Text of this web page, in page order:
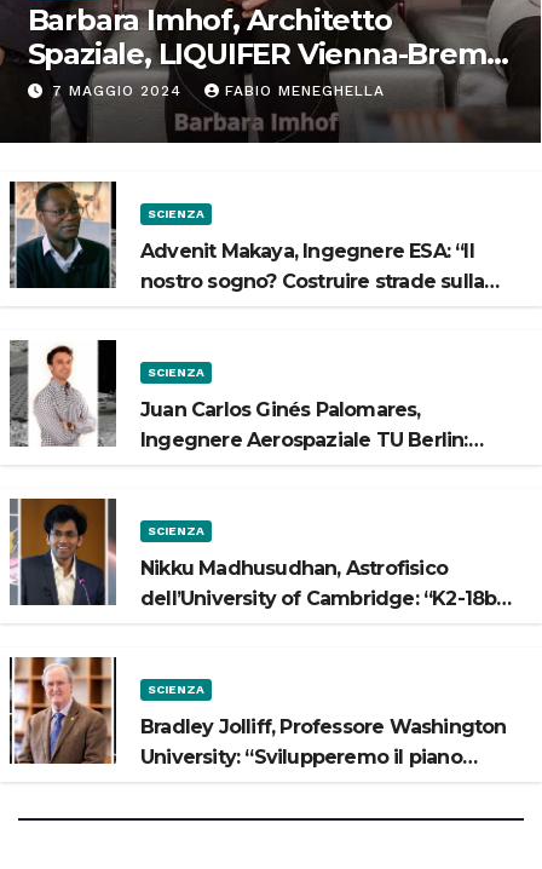
Barbara Imhof, Architetto
Spaziale, LIQUIFER Vienna-Brema:
“Progettiamo habitat per lo
Spazio”
7 MAGGIO 2024 FABIO MENEGHELLA
SCIENZA
Advenit Makaya, Ingegnere ESA: “Il
nostro sogno? Costruire strade sulla
SCIENZA
Juan Carlos Ginés Palomares,
Ingegnere Aerospaziale TU Berlin:
SCIENZA
Nikku Madhusudhan, Astrofisico
dell’University of Cambridge: “K2-18b
SCIENZA
Bradley Jolliff, Professore Washington
University: “Svilupperemo il piano